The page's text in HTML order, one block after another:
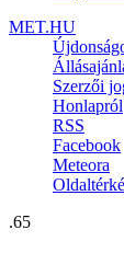
MET.HU
Szerzői
Honlapról
RSS
Facebook
Meteora
.65